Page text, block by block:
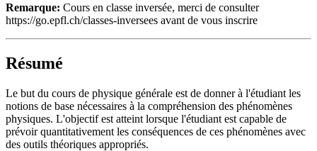
Remarque: Cours en classe inversée, merci de consulter
https://go.epfl.ch/classes-inversees avant de vous inscrire
Résumé
Le but du cours de physique générale est de donner à l'étudiant les
notions de base nécessaires à la compréhension des phénomènes
physiques. L'objectif est atteint lorsque l'étudiant est capable de
prévoir quantitativement les conséquences de ces phénomènes avec
des outils théoriques appropriés.